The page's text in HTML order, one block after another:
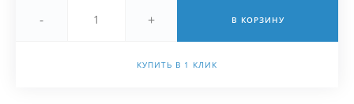
- + В КОРЗИНУ
КУПИТЬ В 1 КЛИК